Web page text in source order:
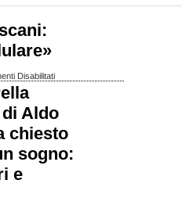
DisabilitatiSu
Fotografia
In
Toscani:
Aldo
chiesto
sogno:
e